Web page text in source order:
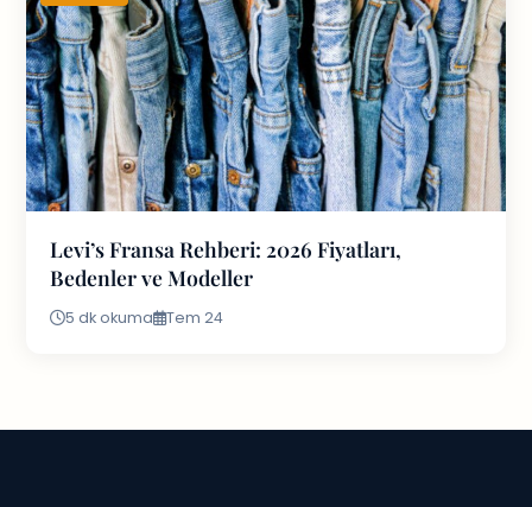
Levi’s Fransa Rehberi: 2026 Fiyatları,
Bedenler ve Modeller
5 dk okuma Tem 24